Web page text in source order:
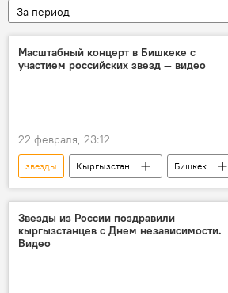
За период
Масштабный концерт в Бишкеке с
участием российских звезд — видео
22 февраля, 23:12
звезды Кыргызстан
Бишкек
Россия
концерт
Филипп Киркоров
Николай Басков
Звезды из России поздравили
кыргызстанцев с Днем независимости.
Видео